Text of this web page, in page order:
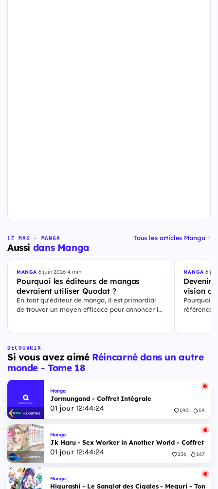
LE MAG · MANGA
Aussi dans Manga
Tous les articles Manga
MANGA·6 juin 2026·4 min
Pourquoi les éditeurs de mangas
devraient utiliser Quodat ?
En tant qu'éditeur de manga, il est primordial
de trouver un moyen efficace pour annoncer les
MANGA·6
Devenir
vision
Pourquoi
référence
DÉCOUVRIR
Si vous avez aimé Réincarné dans un autre
monde - Tome 18
+2 autres
Manga
Jormungand - Coffret Intégrale
01 jour 12:44:23 190 19
+2 autres
Manga
Jk Haru - Sex Worker in Another World - Coffret
01 jour 12:44:23 236 167
Manga
Higurashi - Le Sanglot des Cigales - Meguri - Tome 5